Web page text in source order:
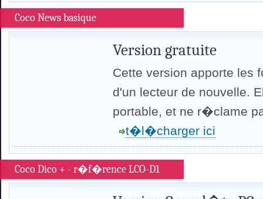
Coco News basique
Version gratuite
Cette version apporte les
d'un lecteur de nouvelle.
portable, et ne r�clame
t�l�charger ici
Coco Dico + - r�f�rence LCO-D1